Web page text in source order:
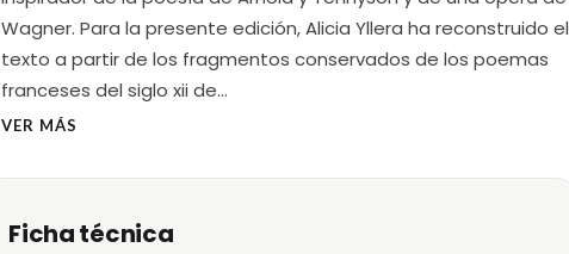
Wagner. Para la presente edición, Alicia Yllera ha reconstruido el
texto a partir de los fragmentos conservados de los poemas
franceses del siglo xii de…
VER MÁS
Ficha técnica